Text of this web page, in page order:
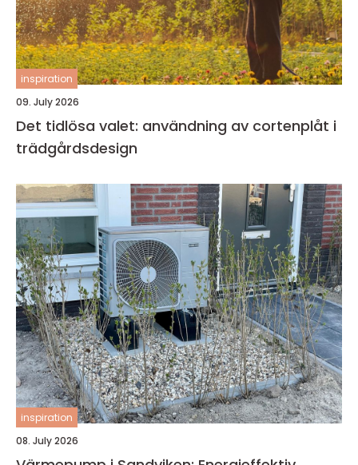
inspiration
09. July 2026
Det tidlösa valet: användning av cortenplåt i
trädgårdsdesign
inspiration
08. July 2026